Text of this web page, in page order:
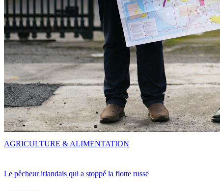
Le pêcheur irlandais qui a stoppé la flotte russe
AGRICULTURE & ALIMENTATION